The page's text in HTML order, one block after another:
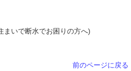
まいで断水でお困りの方へ)
前のページに戻る